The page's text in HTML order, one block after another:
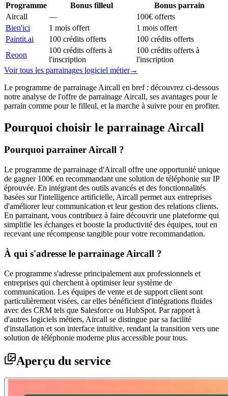
Programme Bonus filleul
Bonus parrain
Aircall
—
100€ offerts
Bien'ici
1 mois offert
1 mois offert
Paintit.ai
100 crédits offerts
100 crédits offerts
Reoon
100 crédits offerts à
l'inscription
100 crédits offerts à
l'inscription
Voir tous les parrainages logiciel métier→
Le programme de parrainage Aircall en bref : découvrez ci-dessous
notre analyse de l'offre de parrainage Aircall, ses avantages pour le
parrain comme pour le filleul, et la marche à suivre pour en profiter.
Pourquoi choisir le parrainage Aircall
Pourquoi parrainer Aircall ?
Le programme de parrainage d'Aircall offre une opportunité unique
de gagner 100€ en recommandant une solution de téléphonie sur IP
éprouvée. En intégrant des outils avancés et des fonctionnalités
basées sur l'intelligence artificielle, Aircall permet aux entreprises
d'améliorer leur communication et leur gestion des relations clients.
En parrainant, vous contribuez à faire découvrir une plateforme qui
simplifie les échanges et booste la productivité des équipes, tout en
recevant une récompense tangible pour votre recommandation.
À qui s'adresse le parrainage Aircall ?
Ce programme s'adresse principalement aux professionnels et
entreprises qui cherchent à optimiser leur système de
communication. Les équipes de vente et de support client sont
particulièrement visées, car elles bénéficient d'intégrations fluides
avec des CRM tels que Salesforce ou HubSpot. Par rapport à
d'autres logiciels métiers, Aircall se distingue par sa facilité
d'installation et son interface intuitive, rendant la transition vers une
solution de téléphonie moderne plus accessible pour tous.
Aperçu du service